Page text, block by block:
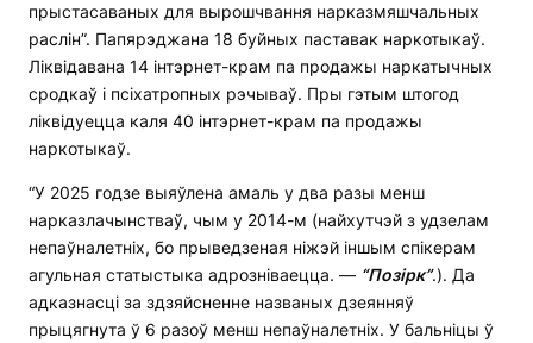
прыстасаваных для вырошчвання нарказмяшчальных
раслін”. Папярэджана 18 буйных паставак наркотыкаў.
Ліквідавана 14 інтэрнет-крам па продажы наркатычных
сродкаў і псіхатропных рэчываў. Пры гэтым штогод
ліквідуецца каля 40 інтэрнет-крам па продажы
наркотыкаў.
“У 2025 годзе выяўлена амаль у два разы менш
нарказлачынстваў, чым у 2014-м (найхутчэй з удзелам
непаўналетніх, бо прыведзеная ніжэй іншым спікерам
агульная статыстыка адрозніваецца. — “Позірк”.). Да
адказнасці за здзяйсненне названых дзеянняў
прыцягнута ў 6 разоў менш непаўналетніх. У бальніцы ў